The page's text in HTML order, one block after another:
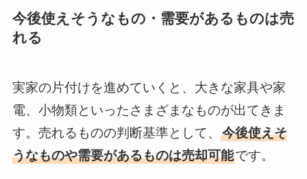
今後使えそうなもの・需要があるものは売
れる
実家の片付けを進めていくと、大きな家具や家
電、小物類といったさまざまなものが出てきま
す。売れるものの判断基準として、 今後使えそ
うなものや需要があるものは売却可能です。